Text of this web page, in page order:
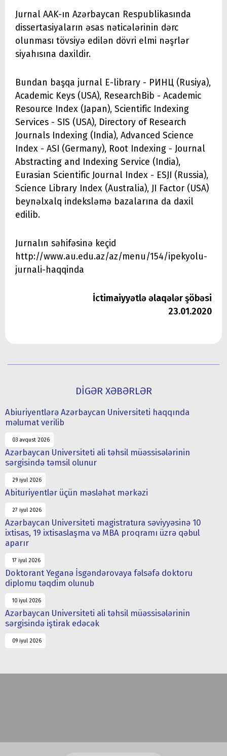
Jurnal AAK-ın Azərbaycan Respublikasında
dissertasiyaların əsas nəticələrinin dərc
olunması tövsiyə edilən dövri elmi nəşrlər
siyahısına daxildir.
Bundan başqa jurnal E-library - РИНЦ (Rusiya),
Academic Keys (USA), ResearchBib - Academic
Resource Index (Japan), Scientific Indexing
Services - SIS (USA), Directory of Research
Journals Indexing (India), Advanced Science
Index - ASI (Germany), Root Indexing - Journal
Abstracting and Indexing Service (India),
Eurasian Scientific Journal Index - ESJI (Russia),
Science Library Index (Australia), JI Factor (USA)
beynəlxalq indeksləmə bazalarına da daxil
edilib.
Jurnalın səhifəsinə keçid
http://www.au.edu.az/az/menu/154/ipekyolu-
jurnali-haqqinda
İctimaiyyətlə əlaqələr şöbəsi
23.01.2020
DİGƏR XƏBƏRLƏR
Abiuriyentlərə Azərbaycan Universiteti haqqında
məlumat verilib
03 avqust 2026
Azərbaycan Universiteti ali təhsil müəssisələrinin
sərgisində təmsil olunur
29 iyul 2026
Abituriyentlər üçün məsləhət mərkəzi
27 iyul 2026
Azərbaycan Universiteti magistratura səviyyəsinə 10
ixtisas, 19 ixtisaslaşma və MBA proqramı üzrə qəbul
aparır
17 iyul 2026
Doktorant Yeganə İsgəndərovaya fəlsəfə doktoru
diplomu təqdim olunub
10 iyul 2026
Azərbaycan Universiteti ali təhsil müəssisələrinin
sərgisində iştirak edəcək
09 iyul 2026